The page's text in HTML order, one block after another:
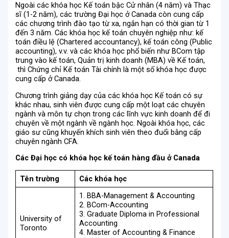
Ngoài các khóa học Kế toán bậc Cử nhân (4 năm) và Thạc
sĩ (1-2 năm), các trường Đại học ở Canada còn cung cấp
các chương trình đào tạo từ xa, ngắn hạn có thời gian từ 1
đến 3 năm. Các khóa học kế toán chuyên nghiệp như: kế
toán điều lệ (Chartered accountancy), kế toán công (Public
accounting), v.v. và các khóa học phổ biến như BCom tập
trung vào kế toán, Quản trị kinh doanh (MBA) về Kế toán,
thì Chứng chỉ Kế toán Tài chính là một số khóa học được
cung cấp ở Canada.
Chương trình giảng dạy của các khóa học Kế toán có sự
khác nhau, sinh viên được cung cấp một loạt các chuyên
ngành và môn tự chọn trong các lĩnh vực kinh doanh để đi
chuyên về một ngành về ngành học. Ngoài khóa học, các
giáo sư cũng khuyến khích sinh viên theo đuổi bằng cấp
chuyên ngành CFA.
Các Đại học có khóa học kế toán hàng đầu ở Canada
Tên trường Cáckhóa học
University of
Toronto
1. BBA-Management & Accounting
2. BCom-Accounting
3. Graduate Diploma in Professional
Accounting
4. Master of Accounting & Finance